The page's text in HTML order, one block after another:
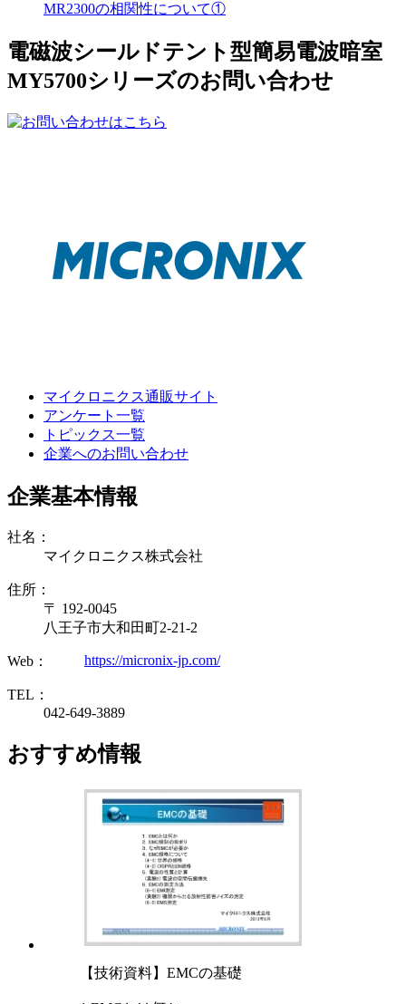
MR2300の相関性について①
電磁波シールドテント型簡易電波暗室
MY5700シリーズのお問い合わせ
マイクロニクス通販サイト
アンケート一覧
トピックス一覧
企業へのお問い合わせ
企業基本情報
社名：
マイクロニクス株式会社
住所：
〒 192-0045
八王子市大和田町2-21-2
Web： https://micronix-jp.com/
TEL：
042-649-3889
おすすめ情報
【技術資料】EMCの基礎